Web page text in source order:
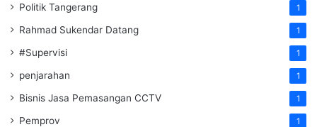
Politik Tangerang 1
Rahmad Sukendar Datang 1
#Supervisi 1
penjarahan 1
Bisnis Jasa Pemasangan CCTV 1
Pemprov 1